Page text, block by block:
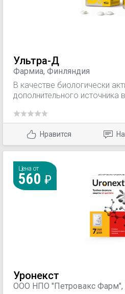
Ультра-Д
Фармиа, Финляндия
В качестве биологически
дополнительного источника
Нравится
Цена от
560
Уронекст
ООО НПО "Петровакс Фарм",